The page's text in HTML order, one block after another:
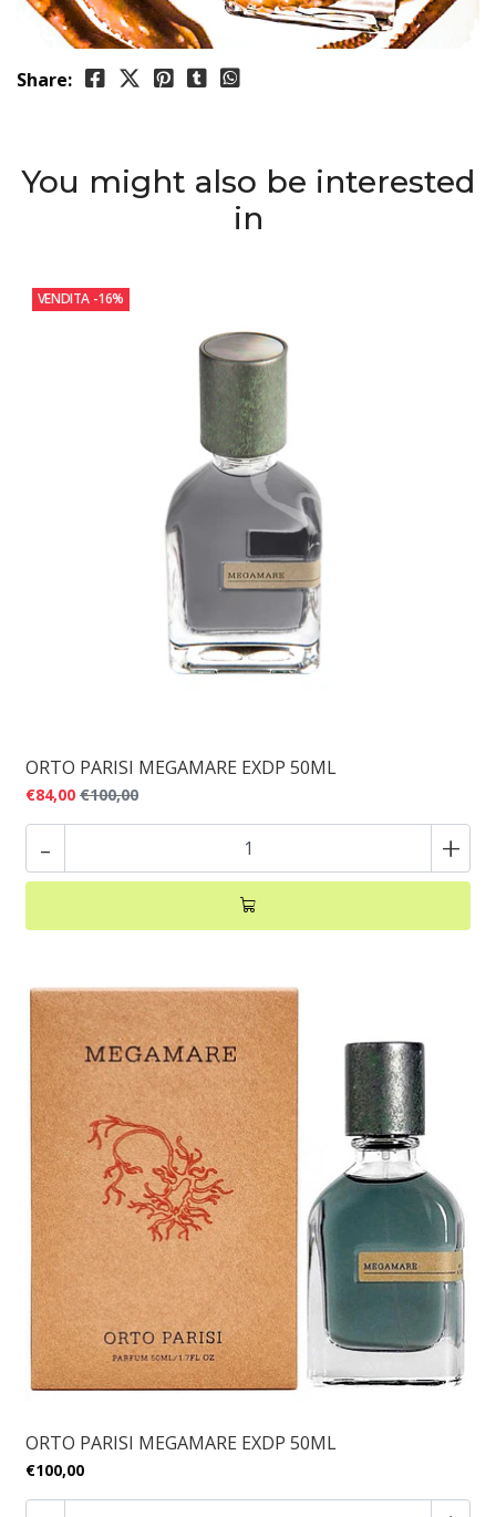
Share:
You might also be interested
in
VENDITA -16%
ORTO PARISI MEGAMARE EXDP 50ML
€84,00 €100,00
- +
ORTO PARISI MEGAMARE EXDP 50ML
€100,00